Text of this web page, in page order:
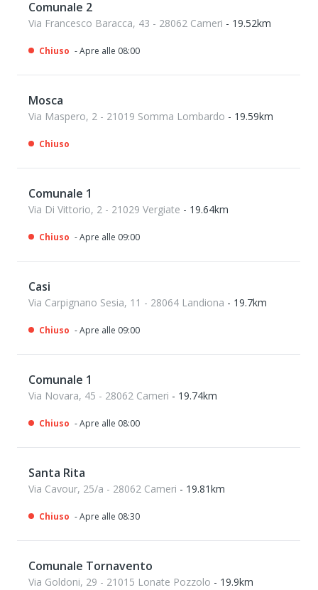
Comunale 2
Via Francesco Baracca, 43 - 28062 Cameri - 19.52km
Chiuso - Apre alle 08:00
Mosca
Via Maspero, 2 - 21019 Somma Lombardo - 19.59km
Chiuso
Comunale 1
Via Di Vittorio, 2 - 21029 Vergiate - 19.64km
Chiuso - Apre alle 09:00
Casi
Via Carpignano Sesia, 11 - 28064 Landiona - 19.7km
Chiuso - Apre alle 09:00
Comunale 1
Via Novara, 45 - 28062 Cameri - 19.74km
Chiuso - Apre alle 08:00
Santa Rita
Via Cavour, 25/a - 28062 Cameri - 19.81km
Chiuso - Apre alle 08:30
Comunale Tornavento
Via Goldoni, 29 - 21015 Lonate Pozzolo - 19.9km